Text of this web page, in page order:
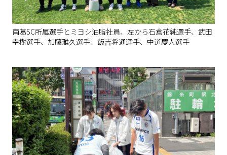
南葛SC所属選手とミヨシ油脂社員、左から石倉花純選手、武田
幸樹選手、加藤雅久選手、飯吉将通選手、中道慶人選手